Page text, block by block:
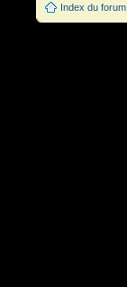
Index du forum